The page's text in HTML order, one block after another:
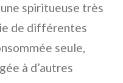
spiritueuse très
de différentes
seule,
à d’autres